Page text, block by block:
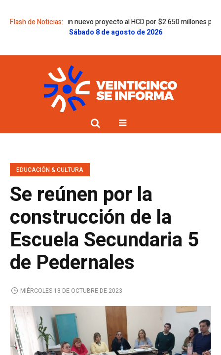
Flash de Noticias:
envió un nuevo proyecto al HCD por $2.650 millones para la
Sábado 8 de agosto de 2026
EDUCACIÓN & CULTURA
Se reúnen por la
construcción de la
Escuela Secundaria 5
de Pedernales
MIÉRCOLES 18 DE OCTUBRE DE 2023